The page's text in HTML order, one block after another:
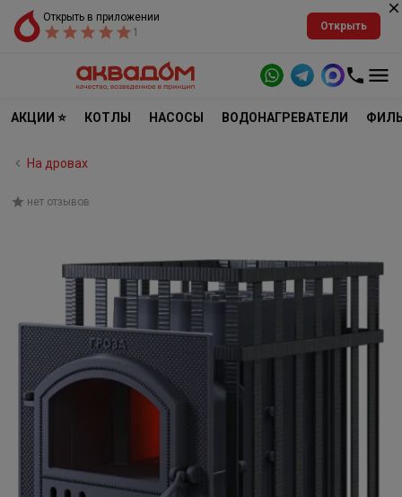
Открыть в приложении
1
Открыть
АКЦИИ ⭐ КОТЛЫ НАСОСЫ ВОДОНАГРЕВАТЕЛИ
На дровах
нет отзывов